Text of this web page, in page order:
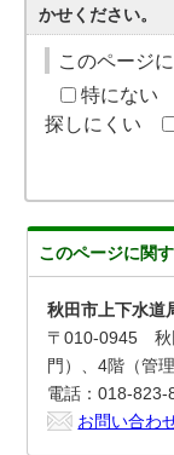
かせください。
このページ
特にない
探しにくい
このページに関
秋田市上下水
〒010-0945 秋
門）、4階（管理
電話：018-
お問い合わ